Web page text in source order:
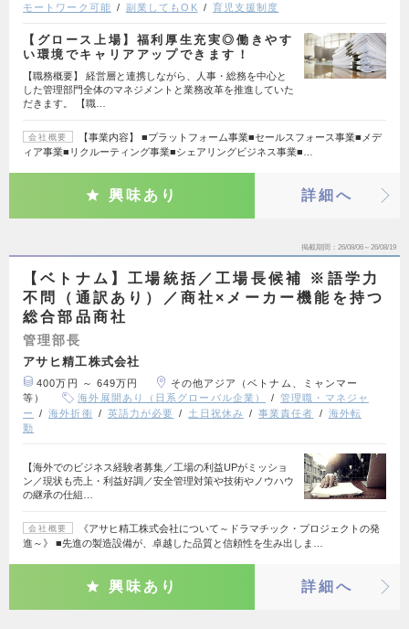
モートワーク可能 副業してもOK 育児支援制度
【グロース上場】福利厚生充実◎働きやす
い環境でキャリアアップできます！
【職務概要】 経営層と連携しながら、人事・総務を中心と
した管理部門全体のマネジメントと業務改革を推進していた
だきます。 【職…
会社概要
【事業内容】 ■プラットフォーム事業■セールスフォース事業■メデ
ィア事業■リクルーティング事業■シェアリングビジネス事業■…
興味あり 詳細へ
掲載期間 26/08/06～26/08/19
【ベトナム】工場統括／工場長候補 ※語学力
不問（通訳あり）／商社×メーカー機能を持つ
総合部品商社
管理部長
アサヒ精工株式会社
400万円 ～ 649万円
その他アジア（ベトナム、ミャンマー
等）
海外展開あり（日系グローバル企業）
管理職・マネジャ
ー
海外折衝 英語力が必要 土日祝休み 事業責任者
海外転
勤
【海外でのビジネス経験者募集／工場の利益UPがミッショ
ン／現状も売上・利益好調／安全管理対策や技術やノウハウ
の継承の仕組…
会社概要
《アサヒ精工株式会社について～ドラマチック・プロジェクトの発
進～》 ■先進の製造設備が、卓越した品質と信頼性を生み出しま…
興味あり 詳細へ